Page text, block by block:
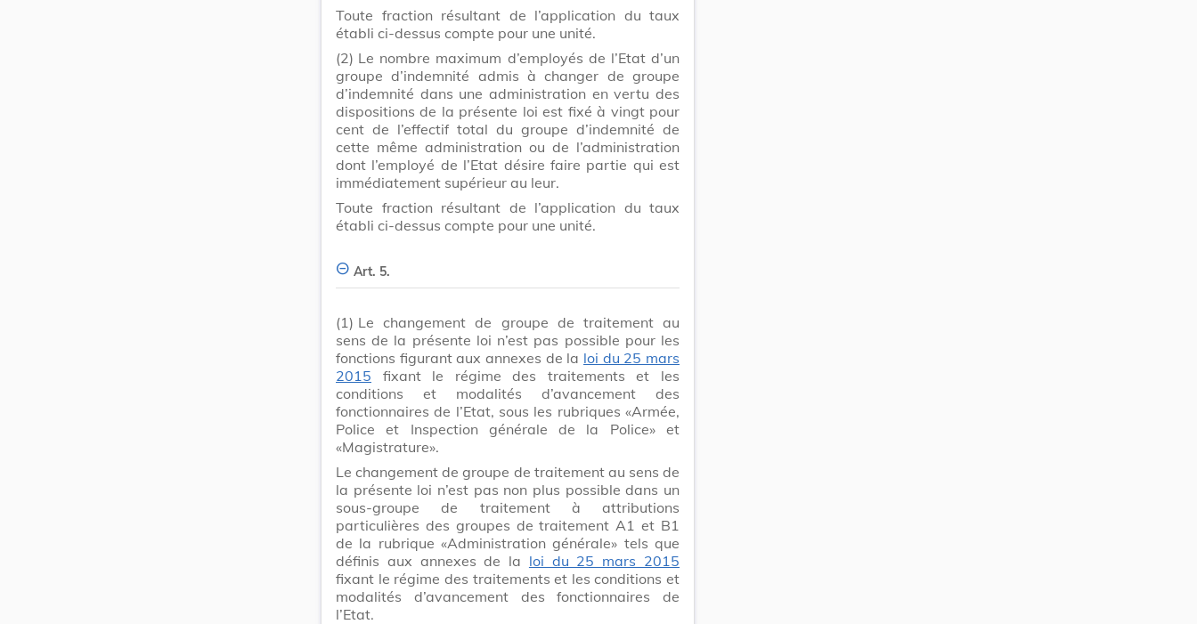
Toute fraction résultant de l’application du taux
établi ci-dessus compte pour une unité.
(2) Le nombre maximum d’employés de l’Etat d’un
groupe d’indemnité admis à changer de groupe
d’indemnité dans une administration en vertu des
dispositions de la présente loi est fixé à vingt pour
cent de l’effectif total du groupe d’indemnité de
cette même administration ou de l’administration
dont l’employé de l’Etat désire faire partie qui est
immédiatement supérieur au leur.
Toute fraction résultant de l’application du taux
établi ci-dessus compte pour une unité.
Art. 5.
(1) Le changement de groupe de traitement au
sens de la présente loi n’est pas possible pour les
fonctions figurant aux annexes de la loi du 25 mars
2015 fixant le régime des traitements et les
conditions et modalités d’avancement des
fonctionnaires de l’Etat, sous les rubriques «Armée,
Police et Inspection générale de la Police» et
«Magistrature».
Le changement de groupe de traitement au sens de
la présente loi n’est pas non plus possible dans un
sous-groupe de traitement à attributions
particulières des groupes de traitement A1 et B1
de la rubrique «Administration générale» tels que
définis aux annexes de la loi du 25 mars 2015
fixant le régime des traitements et les conditions et
modalités d’avancement des fonctionnaires de
l’Etat.